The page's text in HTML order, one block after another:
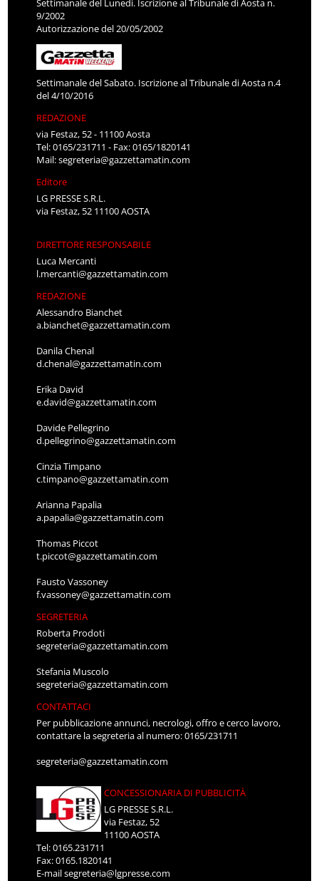
Settimanale del Lunedì. Iscrizione al Tribunale di Aosta n.
9/2002
Autorizzazione del 20/05/2002
Settimanale del Sabato. Iscrizione al Tribunale di Aosta n.4
del 4/10/2016
REDAZIONE
via Festaz, 52 - 11100 Aosta
Tel: 0165/231711 - Fax: 0165/1820141
Mail:segreteria@gazzettamatin.com
Editore
LG PRESSE S.R.L.
via Festaz, 52 11100 AOSTA
DIRETTORE RESPONSABILE
Luca Mercanti
l.mercanti@gazzettamatin.com
REDAZIONE
Alessandro Bianchet
a.bianchet@gazzettamatin.com
Danila Chenal
d.chenal@gazzettamatin.com
Erika David
e.david@gazzettamatin.com
Davide Pellegrino
d.pellegrino@gazzettamatin.com
Cinzia Timpano
c.timpano@gazzettamatin.com
Arianna Papalia
a.papalia@gazzettamatin.com
Thomas Piccot
t.piccot@gazzettamatin.com
Fausto Vassoney
f.vassoney@gazzettamatin.com
SEGRETERIA
Roberta Prodoti
segreteria@gazzettamatin.com
Stefania Muscolo
segreteria@gazzettamatin.com
CONTATTACI
Per pubblicazione annunci, necrologi, offro e cerco lavoro,
contattare la segreteria al numero: 0165/231711
segreteria@gazzettamatin.com
CONCESSIONARIA DI PUBBLICITÀ
LG PRESSE S.R.L.
via Festaz, 52
11100 AOSTA
Tel: 0165.231711
Fax: 0165.1820141
E-mailsegreteria@lgpresse.com